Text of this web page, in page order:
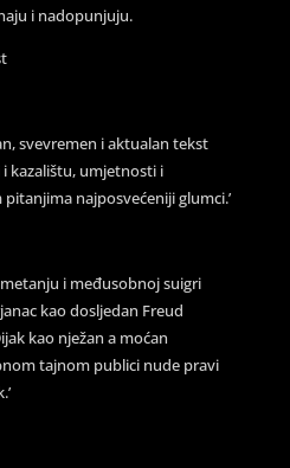
i nadopunjuju.
svevremen i aktualan tekst
kazalištu, umjetnosti i
najposvećeniji glumci.’
i međusobnoj suigri
kao dosljedan Freud
kao nježan a moćan
tajnom publici nude pravi